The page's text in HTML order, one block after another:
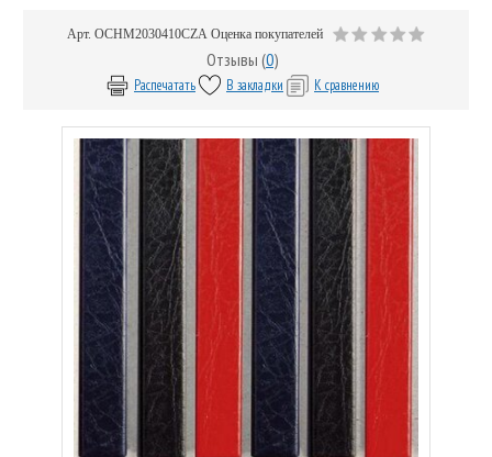
Арт. OCHM2030410CZA Оценка покупателей
Отзывы (0)
Распечатать В закладки К сравнению